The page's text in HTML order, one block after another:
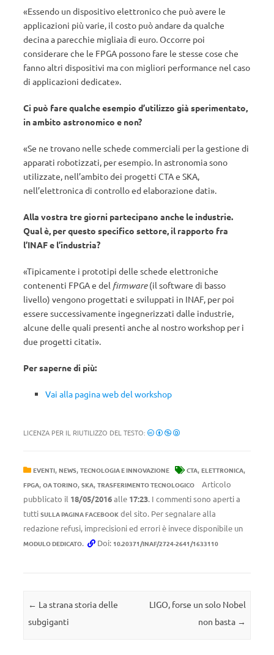
«Essendo un dispositivo elettronico che può avere le
applicazioni più varie, il costo può andare da qualche
decina a parecchie migliaia di euro. Occorre poi
considerare che le FPGA possono fare le stesse cose che
fanno altri dispositivi ma con migliori performance nel caso
di applicazioni dedicate».
Ci può fare qualche esempio d’utilizzo già sperimentato,
in ambito astronomico e non?
«Se ne trovano nelle schede commerciali per la gestione di
apparati robotizzati, per esempio. In astronomia sono
utilizzate, nell’ambito dei progetti CTA e SKA,
nell’elettronica di controllo ed elaborazione dati».
Alla vostra tre giorni partecipano anche le industrie.
Qual è, per questo specifico settore, il rapporto fra
l’INAF e l’industria?
«Tipicamente i prototipi delle schede elettroniche
contenenti FPGA e del firmware(il software di basso
livello) vengono progettati e sviluppati in INAF, per poi
essere successivamente ingegnerizzati dalle industrie,
alcune delle quali presenti anche al nostro workshop per i
due progetti citati».
Per saperne di più:
Vai alla pagina web del workshop
LICENZA PER IL RIUTILIZZO DEL TESTO:
EVENTI, NEWS, TECNOLOGIA E INNOVAZIONE CTA, ELETTRONICA,
FPGA, OA TORINO, SKA, TRASFERIMENTO TECNOLOGICO
Articolo
pubblicato il 18/05/2016alle 17:23. I commenti sono aperti a
tutti SULLA PAGINA FACEBOOK del sito. Per segnalare alla
redazione refusi, imprecisioni ed errori è invece disponibile un
MODULO DEDICATO. Doi: 10.20371/INAF/2724-2641/1633110
Navigazione articolo
← La strana storia delle
subgiganti
LIGO, forse un solo Nobel
non basta →